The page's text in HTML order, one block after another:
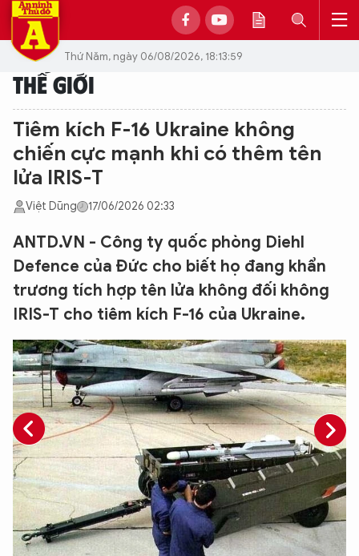
Thứ Năm, ngày 06/08/2026, 18:13:59
THẾ GIỚI
Tiêm kích F-16 Ukraine không
chiến cực mạnh khi có thêm tên
lửa IRIS-T
Việt Dũng 17/06/2026 02:33
ANTD.VN - Công ty quốc phòng Diehl
Defence của Đức cho biết họ đang khẩn
trương tích hợp tên lửa không đối không
IRIS-T cho tiêm kích F-16 của Ukraine.